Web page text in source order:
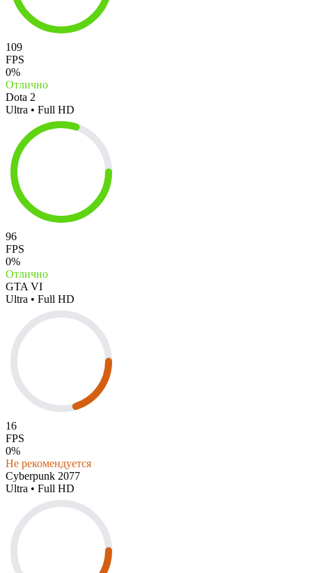
109
FPS
0%
Отлично
Dota 2
Ultra • Full HD
96
FPS
0%
Отлично
GTA VI
Ultra • Full HD
16
FPS
0%
Не рекомендуется
Cyberpunk 2077
Ultra • Full HD